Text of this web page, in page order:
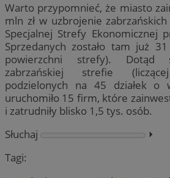
Warto przypomnieć, że miasto
mln zł w uzbrojenie
Specjalnej Strefy Ekonomicznej
Sprzedanych zostało tam już
powierzchni strefy). Dotąd
zabrzańskiej strefie
podzielonych na 45 działek o
uruchomiło 15 firm, które
i zatrudniły blisko 1,5 tys. osób.
Słuchaj
⏵︎
Tagi: